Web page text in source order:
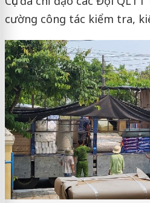
cường công tác kiểm tra,